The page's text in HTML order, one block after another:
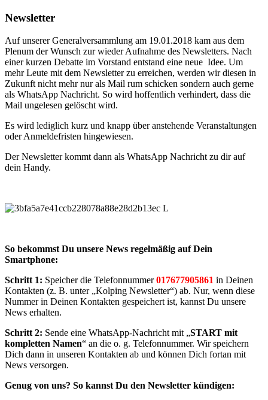
Newsletter
Auf unserer Generalversammlung am 19.01.2018 kam aus dem
Plenum der Wunsch zur wieder Aufnahme des Newsletters. Nach
einer kurzen Debatte im Vorstand entstand eine neue Idee. Um
mehr Leute mit dem Newsletter zu erreichen, werden wir diesen in
Zukunft nicht mehr nur als Mail rum schicken sondern auch gerne
als WhatsApp Nachricht. So wird hoffentlich verhindert, dass die
Mail ungelesen gelöscht wird.
Es wird lediglich kurz und knapp über anstehende Veranstaltungen
oder Anmeldefristen hingewiesen.
Der Newsletter kommt dann als WhatsApp Nachricht zu dir auf
dein Handy.
So bekommst Du unsere News regelmäßig auf Dein
Smartphone:
Schritt 1: Speicher die Telefonnummer017677905861 in Deinen
Kontakten (z. B. unter „Kolping Newsletter“) ab. Nur, wenn diese
Nummer in Deinen Kontakten gespeichert ist, kannst Du unsere
News erhalten.
Schritt 2: Sende eine WhatsApp-Nachricht mit „START mit
kompletten Namen“ an die o. g. Telefonnummer. Wir speichern
Dich dann in unseren Kontakten ab und können Dich fortan mit
News versorgen.
Genug von uns? So kannst Du den Newsletter kündigen: